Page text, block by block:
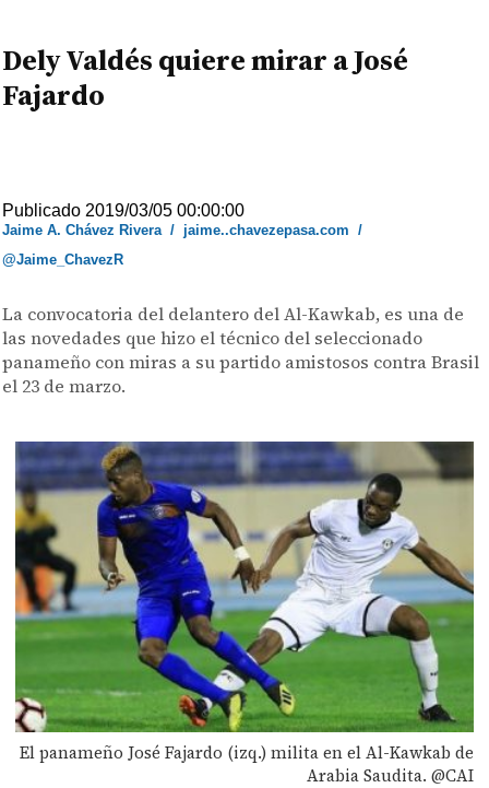
Dely Valdés quiere mirar a José
Fajardo
Publicado 2019/03/05 00:00:00
Jaime A. Chávez Rivera/ jaime..chavezepasa.com /
@Jaime_ChavezR
La convocatoria del delantero del Al-Kawkab, es una de
las novedades que hizo el técnico del seleccionado
panameño con miras a su partido amistosos contra Brasil
el 23 de marzo.
El panameño José Fajardo (izq.) milita en el Al-Kawkab de
Arabia Saudita. @CAI